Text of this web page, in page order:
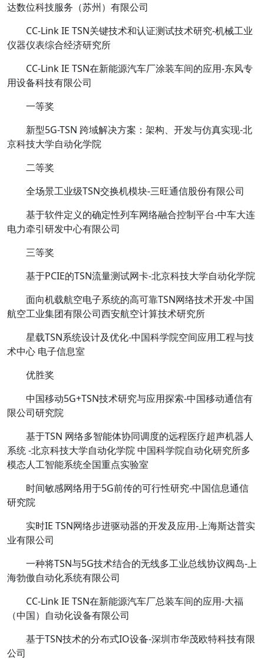
达数位科技服务（苏州）有限公司
CC-Link IE TSN关键技术和认证测试技术研究-机械工业
仪器仪表综合经济研究所
CC-Link IE TSN在新能源汽车厂涂装车间的应用-东风专
用设备科技有限公司
一等奖
新型5G-TSN 跨域解决方案：架构、开发与仿真实现-北
京科技大学自动化学院
二等奖
全场景工业级TSN交换机模块-三旺通信股份有限公司
基于软件定义的确定性列车网络融合控制平台-中车大连
电力牵引研发中心有限公司
三等奖
基于PCIE的TSN流量测试网卡-北京科技大学自动化学院
面向机载航空电子系统的高可靠TSN网络技术开发-中国
航空工业集团有限公司西安航空计算技术研究所
星载TSN系统设计及优化-中国科学院空间应用工程与技
术中心 电子信息室
优胜奖
中国移动5G+TSN技术研究与应用探索-中国移动通信有
限公司研究院
基于TSN 网络多智能体协同调度的远程医疗超声机器人
系统 -北京科技大学自动化学院 中国科学院自动化研究所多
模态人工智能系统全国重点实验室
时间敏感网络用于5G前传的可行性研究-中国信息通信
研究院
实时IE TSN网络步进驱动器的开发及应用-上海斯达普实
业有限公司
一种将TSN与5G技术结合的无线多工业总线协议阀岛-上
海勃傲自动化系统有限公司
CC-Link IE TSN在新能源汽车厂总装车间的应用-大福
（中国）自动化设备有限公司
基于TSN技术的分布式IO设备-深圳市华茂欧特科技有限
公司